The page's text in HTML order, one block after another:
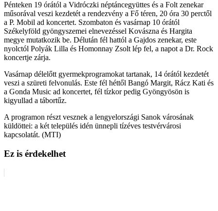
Pénteken 19 órától a Vidróczki néptáncegyüttes és a Folt zenekar
műsorával veszi kezdetét a rendezvény a Fő téren, 20 óra 30 perctől
a P. Mobil ad koncertet. Szombaton és vasárnap 10 órától
Székelyföld gyöngyszemei elnevezéssel Kovászna és Hargita
megye mutatkozik be. Délután fél hattól a Gajdos zenekar, este
nyolctól Polyák Lilla és Homonnay Zsolt lép fel, a napot a Dr. Rock
koncertje zárja.
Vasárnap délelőtt gyermekprogramokat tartanak, 14 órától kezdetét
veszi a szüreti felvonulás. Este fél héttől Bangó Margit, Rácz Kati és
a Gonda Music ad koncertet, fél tízkor pedig Gyöngyösön is
kigyullad a tábortűz.
A programon részt vesznek a lengyelországi Sanok városának
küldöttei: a két település idén ünnepli tízéves testvérvárosi
kapcsolatát. (MTI)
Ez is érdekelhet